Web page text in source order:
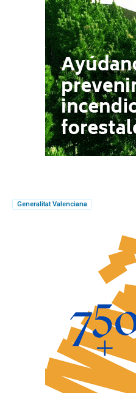
Generalitat Valenciana